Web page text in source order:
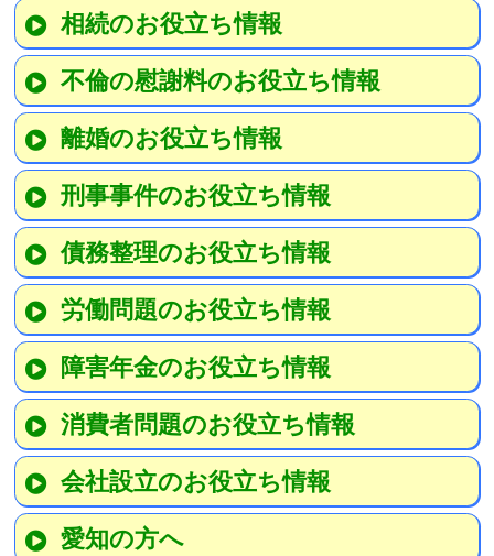
相続のお役立ち情報
不倫の慰謝料のお役立ち情報
離婚のお役立ち情報
刑事事件のお役立ち情報
債務整理のお役立ち情報
労働問題のお役立ち情報
障害年金のお役立ち情報
消費者問題のお役立ち情報
会社設立のお役立ち情報
愛知の方へ